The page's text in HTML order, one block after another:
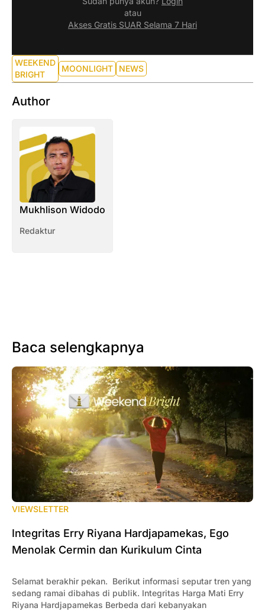
atau
Akses Gratis SUAR Selama 7 Hari
WEEKEND
BRIGHT
MOONLIGHT NEWS
Author
Mukhlison Widodo
Redaktur
Baca selengkapnya
VIEWSLETTER
Integritas Erry Riyana Hardjapamekas, Ego
Menolak Cermin dan Kurikulum Cinta
Selamat berakhir pekan. Berikut informasi seputar tren yang
sedang ramai dibahas di publik. Integritas Harga Mati Erry
Riyana Hardjapamekas Berbeda dari kebanyakan